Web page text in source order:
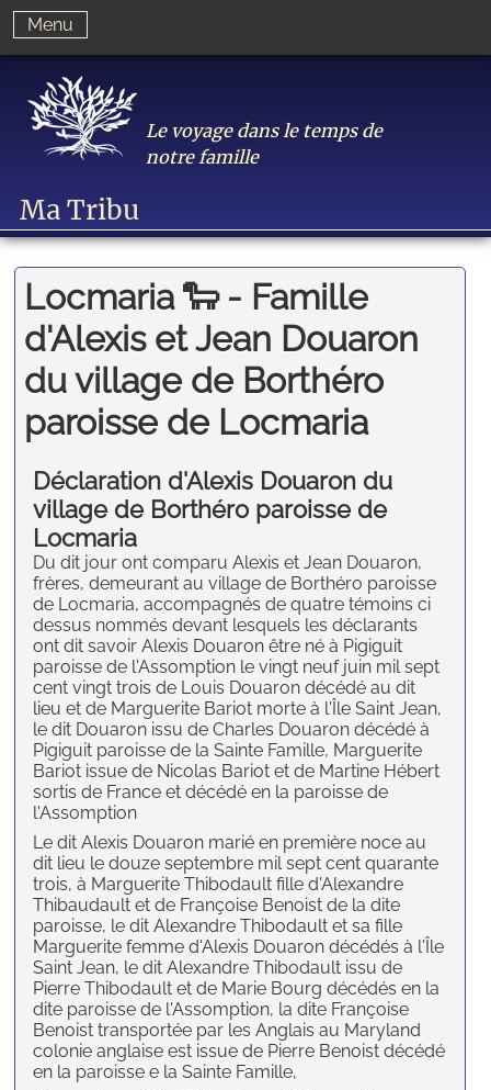
Ma Tribu
Le voyage dans le temps de
notre famille
Menu
Locmaria 🐑 - Famille
d'Alexis et Jean Douaron
du village de Borthéro
paroisse de Locmaria
Déclaration d'Alexis Douaron du
village de Borthéro paroisse de
Locmaria
Du dit jour ont comparu Alexis et Jean Douaron,
frères, demeurant au village de Borthéro paroisse
de Locmaria, accompagnés de quatre témoins ci
dessus nommés devant lesquels les déclarants
ont dit savoir Alexis Douaron être né à Pigiguit
paroisse de l'Assomption le vingt neuf juin mil sept
cent vingt trois de Louis Douaron décédé au dit
lieu et de Marguerite Bariot morte à l'Île Saint Jean,
le dit Douaron issu de Charles Douaron décédé à
Pigiguit paroisse de la Sainte Famille, Marguerite
Bariot issue de Nicolas Bariot et de Martine Hébert
sortis de France et décédé en la paroisse de
l'Assomption
Le dit Alexis Douaron marié en première noce au
dit lieu le douze septembre mil sept cent quarante
trois, à Marguerite Thibodault fille d'Alexandre
Thibaudault et de Françoise Benoist de la dite
paroisse, le dit Alexandre Thibodault et sa fille
Marguerite femme d'Alexis Douaron décédés à l'Île
Saint Jean, le dit Alexandre Thibodault issu de
Pierre Thibodault et de Marie Bourg décédés en la
dite paroisse de l'Assomption, la dite Françoise
Benoist transportée par les Anglais au Maryland
colonie anglaise est issue de Pierre Benoist décédé
en la paroisse e la Sainte Famille,